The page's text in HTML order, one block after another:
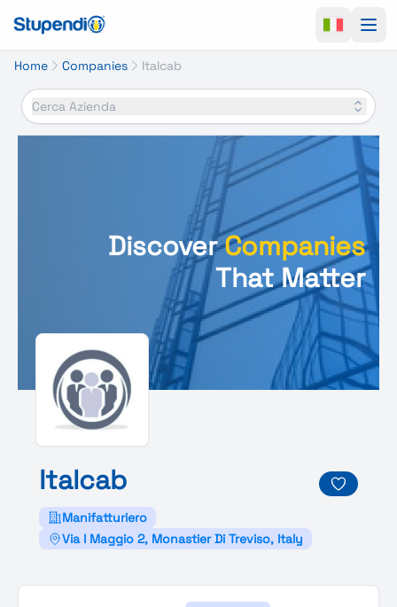
Home Companies Italcab
Cerca Azienda
DiscoverCompanies
That Matter
Italcab
Manifatturiero
Via I Maggio 2, Monastier Di Treviso, Italy